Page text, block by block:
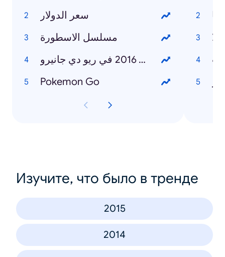
سعر الدولار
مسلسل الاسطورة
الألعاب الأولمبية 2016 في ريو دي جانيرو
Pokemon Go
Изучите, что было в тренде
2015
2014